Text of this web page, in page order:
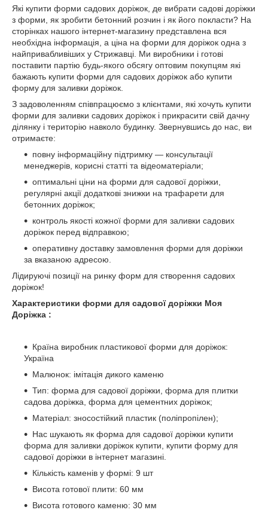
Які купити форми садових доріжок, де вибрати садові доріжки
з форми, як зробити бетонний розчин і як його покласти? На
сторінках нашого інтернет-магазину представлена вся
необхідна інформація, а ціна на форми для доріжок одна з
найпривабливіших у Стрижавці. Ми виробники і готові
поставити партію будь-якого обсягу оптовим покупцям які
бажають купити форми для садових доріжок або купити
форму для заливки доріжок.
З задоволенням співпрацюємо з клієнтами, які хочуть купити
форми для заливки садових доріжок і прикрасити свій дачну
ділянку і територію навколо будинку. Звернувшись до нас, ви
отримаєте:
повну інформаційну підтримку — консультації
менеджерів, корисні статті та відеоматеріали;
оптимальні ціни на форми для садової доріжки,
регулярні акції додаткові знижки на трафарети для
бетонних доріжок;
контроль якості кожної форми для заливки садових
доріжок перед відправкою;
оперативну доставку замовлення форми для доріжки
за вказаною адресою.
Лідируючі позиції на ринку форм для створення садових
доріжок!
Характеристики форми для садової доріжки Моя
Доріжка :
Країна виробник пластикової форми для доріжок:
Україна
Малюнок: імітація дикого каменю
Тип: форма для садової доріжки, форма для плитки
садова доріжка, форма для цементних доріжок;
Матеріал: зносостійкий пластик (поліпропілен);
Нас шукають як форма для садової доріжки купити
форма для заливки доріжок купити, купити форму для
садової доріжки в інтернет магазині.
Кількість каменів у формі: 9 шт
Висота готової плити: 60 мм
Висота готового каменю: 30 мм